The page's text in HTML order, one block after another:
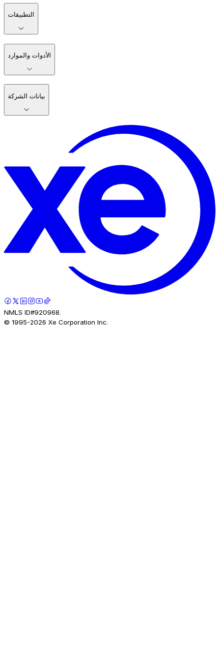
التطبيقات
الأدوات والموارد
بيانات الشركة
NMLS ID#920968.
© 1995-2026 Xe Corporation Inc.